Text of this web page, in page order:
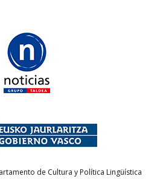
de Cultura y Política Lingüística